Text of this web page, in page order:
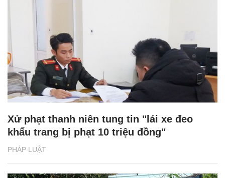
PHÁP LUẬT
Xử phạt thanh niên tung tin "lái xe đeo
khẩu trang bị phạt 10 triệu đồng"